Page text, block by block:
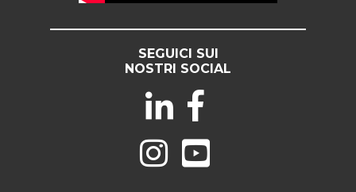
SEGUICI SUI
NOSTRI SOCIAL